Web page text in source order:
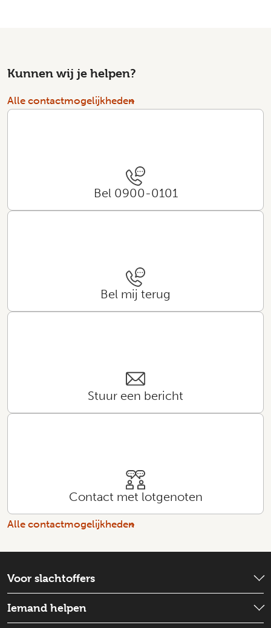
Kunnen wij je helpen?
Alle contactmogelijkheden
Bel 0900-0101
Bel mij terug
Stuur een bericht
Contact met lotgenoten
Alle contactmogelijkheden
Voor slachtoffers
Wat is er gebeurd?
Emotionele hulp
Iemand helpen